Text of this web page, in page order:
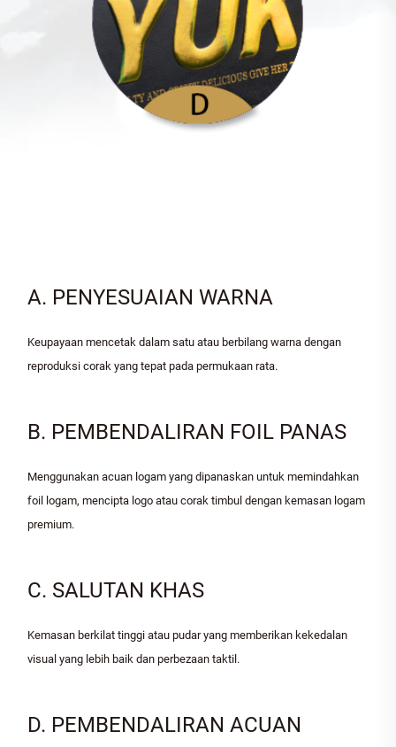
A. PENYESUAIAN WARNA
Keupayaan mencetak dalam satu atau berbilang warna dengan
reproduksi corak yang tepat pada permukaan rata.
B. PEMBENDALIRAN FOIL PANAS
Menggunakan acuan logam yang dipanaskan untuk memindahkan
foil logam, mencipta logo atau corak timbul dengan kemasan logam
premium.
C. SALUTAN KHAS
Kemasan berkilat tinggi atau pudar yang memberikan kekedalan
visual yang lebih baik dan perbezaan taktil.
D. PEMBENDALIRAN ACUAN